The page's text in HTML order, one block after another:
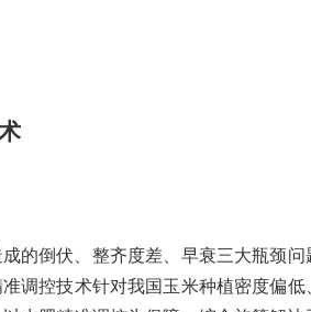
的倒伏、整齐度差、早衰三大瓶颈问
调控技术针对我国玉米种植密度偏低